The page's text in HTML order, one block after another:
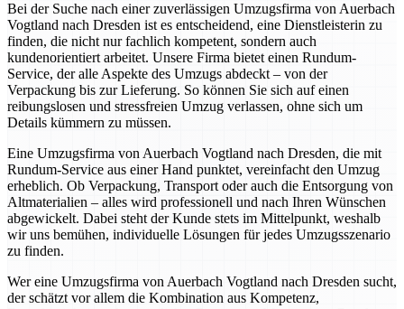
Bei der Suche nach einer zuverlässigen Umzugsfirma von Auerbach
Vogtland nach Dresden ist es entscheidend, eine Dienstleisterin zu
finden, die nicht nur fachlich kompetent, sondern auch
kundenorientiert arbeitet. Unsere Firma bietet einen Rundum-
Service, der alle Aspekte des Umzugs abdeckt – von der
Verpackung bis zur Lieferung. So können Sie sich auf einen
reibungslosen und stressfreien Umzug verlassen, ohne sich um
Details kümmern zu müssen.
Eine Umzugsfirma von Auerbach Vogtland nach Dresden, die mit
Rundum-Service aus einer Hand punktet, vereinfacht den Umzug
erheblich. Ob Verpackung, Transport oder auch die Entsorgung von
Altmaterialien – alles wird professionell und nach Ihren Wünschen
abgewickelt. Dabei steht der Kunde stets im Mittelpunkt, weshalb
wir uns bemühen, individuelle Lösungen für jedes Umzugsszenario
zu finden.
Wer eine Umzugsfirma von Auerbach Vogtland nach Dresden sucht,
der schätzt vor allem die Kombination aus Kompetenz,